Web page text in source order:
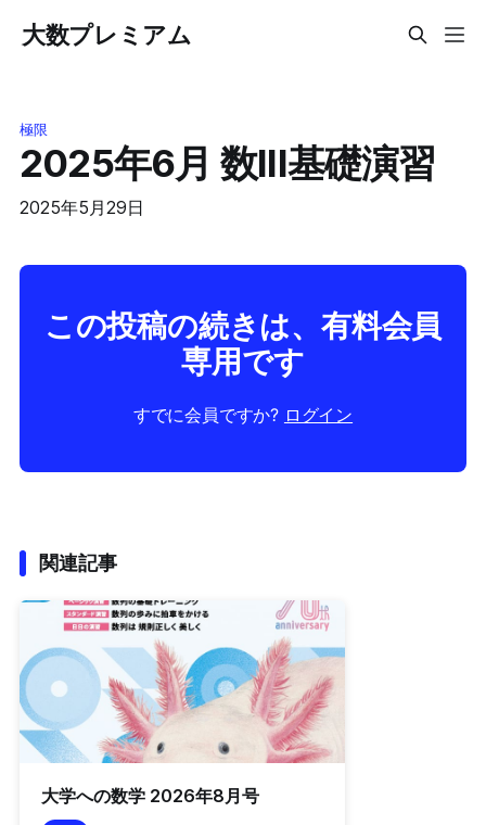
大数プレミアム
極限
2025年6月 数III基礎演習
2025年5月29日
この投稿の続きは、有料会員
専用です
すでに会員ですか? ログイン
関連記事
大学への数学 2026年8月号